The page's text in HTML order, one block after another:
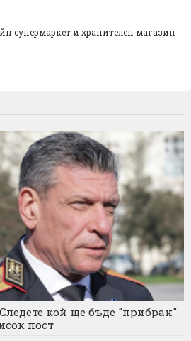
супермаркет и хранителен магазин
кой ще бъде "прибран"
пост